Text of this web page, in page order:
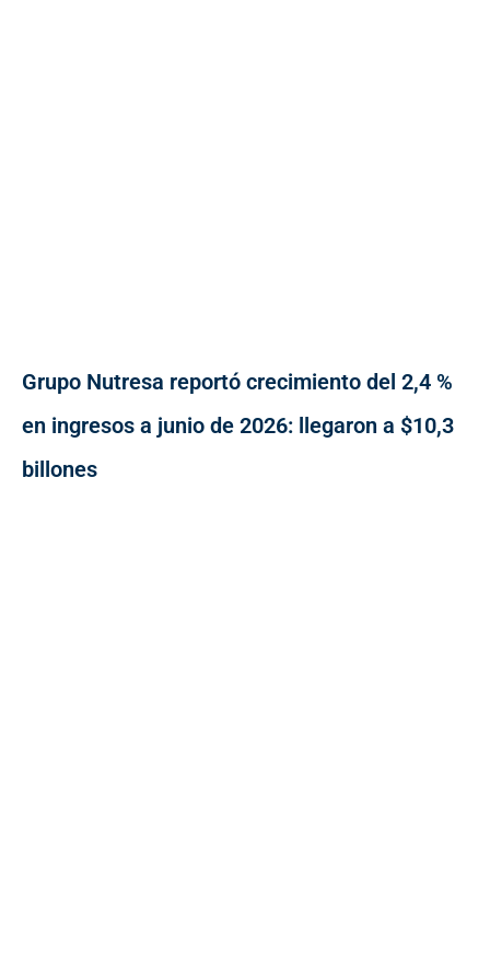
Grupo Nutresa reportó crecimiento del 2,4 %
en ingresos a junio de 2026: llegaron a $10,3
billones